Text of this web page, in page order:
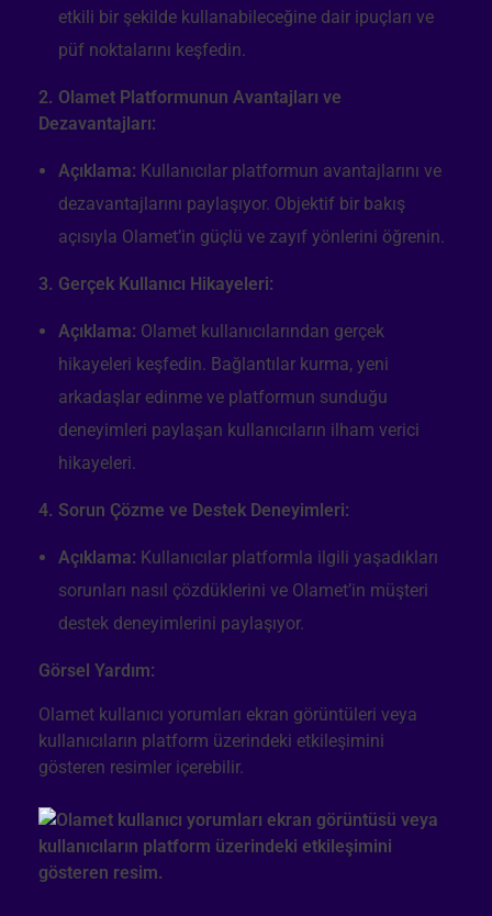
etkili bir şekilde kullanabileceğine dair ipuçları ve
püf noktalarını keşfedin.
2. Olamet Platformunun Avantajları ve
Dezavantajları:
Açıklama: Kullanıcılar platformun avantajlarını ve
dezavantajlarını paylaşıyor. Objektif bir bakış
açısıyla Olamet’in güçlü ve zayıf yönlerini öğrenin.
3. Gerçek Kullanıcı Hikayeleri:
Açıklama: Olamet kullanıcılarından gerçek
hikayeleri keşfedin. Bağlantılar kurma, yeni
arkadaşlar edinme ve platformun sunduğu
deneyimleri paylaşan kullanıcıların ilham verici
hikayeleri.
4. Sorun Çözme ve Destek Deneyimleri:
Açıklama: Kullanıcılar platformla ilgili yaşadıkları
sorunları nasıl çözdüklerini ve Olamet’in müşteri
destek deneyimlerini paylaşıyor.
Görsel Yardım:
Olamet kullanıcı yorumları ekran görüntüleri veya
kullanıcıların platform üzerindeki etkileşimini
gösteren resimler içerebilir.